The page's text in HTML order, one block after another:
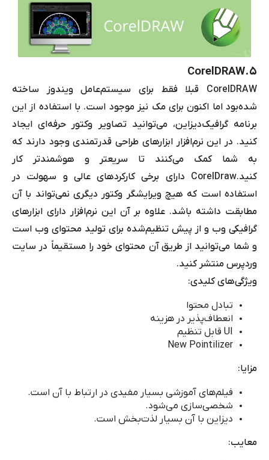
۵. CorelDRAW
CorelDRAW قبلا فقط برای سیستم‌عامل ویندوز ساخته
شده‌بود اما اکنون برای مک نیز موجود است. با استفاده از این
برنامه گرافیک‌دیزاین، می‌توانید تصاویر وکتور حرفه‌ای ایجاد
کنید. در این نرم‌افزار ابزارهای طراحی قدرتمندی وجود دارند که
به شما کمک می‌کنند تا سریعتر و هوشمندتر کار
کنید.CorelDraw دارای برخی کارکردهای عالی و سهولت در
استفاده است که هیچ ویرایشگر وکتور دیگری نمی‌تواند با آن
مطابقت داشته باشد. علاوه بر آن این نرم‌افزار دارای ابزارهای
گرافیکی وب و از پیش تنظیم‌شده برای تولید محتوای وب است
و شما می‌توانید از طریق آن محتوای خود را مستقیماً در سایت
وردپرس منتشر کنید.
ویژگی‌های کلیدی:
تبادل محتوا
انعطاف‌پذیر در هزینه
UI قابل تنظیم
New Pointilizer
مزایا:
فیلم‌های آموزشی بسیار مفیدی در ارتباط با آن است.
شخصی‌سازی می‌شود.
دیزاین با آن بسیار لذت‌بخش است.
معایب: